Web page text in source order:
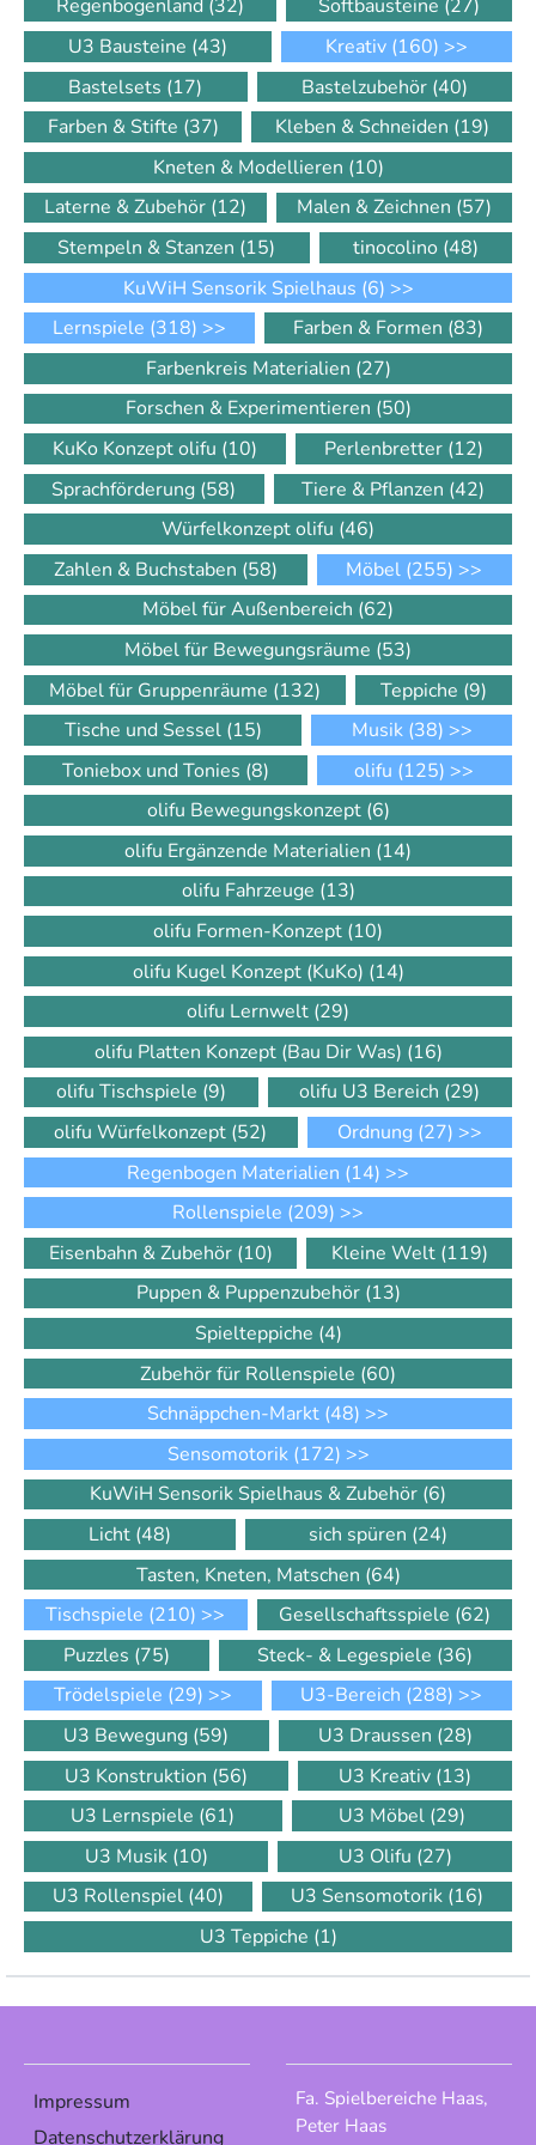
Regenbogenland (32) Softbausteine (27)
U3 Bausteine (43) Kreativ (160) >>
Bastelsets (17) Bastelzubehör (40)
Farben & Stifte (37) Kleben & Schneiden (19)
Kneten & Modellieren (10)
Laterne & Zubehör (12) Malen & Zeichnen (57)
Stempeln & Stanzen (15) tinocolino (48)
KuWiH Sensorik Spielhaus (6) >>
Lernspiele (318) >> Farben & Formen (83)
Farbenkreis Materialien (27)
Forschen & Experimentieren (50)
KuKo Konzept olifu (10) Perlenbretter (12)
Sprachförderung (58) Tiere & Pflanzen (42)
Würfelkonzept olifu (46)
Zahlen & Buchstaben (58) Möbel (255) >>
Möbel für Außenbereich (62)
Möbel für Bewegungsräume (53)
Möbel für Gruppenräume (132) Teppiche (9)
Tische und Sessel (15) Musik (38) >>
Toniebox und Tonies (8) olifu (125) >>
olifu Bewegungskonzept (6)
olifu Ergänzende Materialien (14)
olifu Fahrzeuge (13)
olifu Formen-Konzept (10)
olifu Kugel Konzept (KuKo) (14)
olifu Lernwelt (29)
olifu Platten Konzept (Bau Dir Was) (16)
olifu Tischspiele (9) olifu U3 Bereich (29)
olifu Würfelkonzept (52) Ordnung (27) >>
Regenbogen Materialien (14) >>
Rollenspiele (209) >>
Eisenbahn & Zubehör (10) Kleine Welt (119)
Puppen & Puppenzubehör (13)
Spielteppiche (4)
Zubehör für Rollenspiele (60)
Schnäppchen-Markt (48) >>
Sensomotorik (172) >>
KuWiH Sensorik Spielhaus & Zubehör (6)
Licht (48) sich spüren (24)
Tasten, Kneten, Matschen (64)
Tischspiele (210) >> Gesellschaftsspiele (62)
Puzzles (75) Steck- & Legespiele (36)
Trödelspiele (29) >> U3-Bereich (288) >>
U3 Bewegung (59) U3 Draussen (28)
U3 Konstruktion (56) U3 Kreativ (13)
U3 Lernspiele (61) U3 Möbel (29)
U3 Musik (10) U3 Olifu (27)
U3 Rollenspiel (40) U3 Sensomotorik (16)
U3 Teppiche (1)
Impressum
Datenschutzerklärung
Fa. Spielbereiche Haas,
Peter Haas